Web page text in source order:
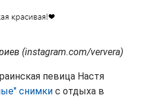
(instagram.com/ververa)
певица Настя
снимки с отдыха в